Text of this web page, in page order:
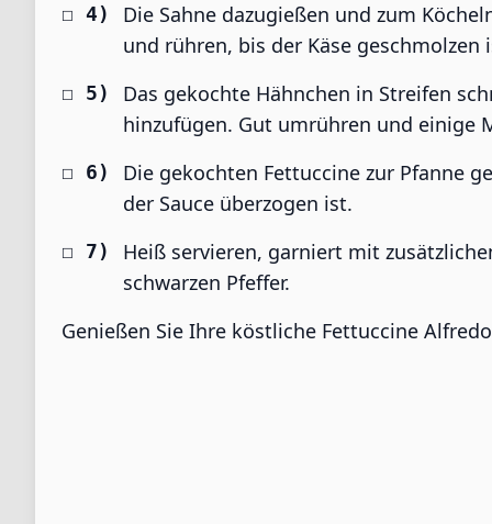
Die Sahne dazugießen und zum
und rühren, bis der Käse
Das gekochte Hähnchen in Streifen
hinzufügen. Gut umrühren und einige
Die gekochten Fettuccine zur Pfanne
der Sauce überzogen ist.
Heiß servieren, garniert mit
schwarzen Pfeffer.
Genießen Sie Ihre köstliche Fettuccine